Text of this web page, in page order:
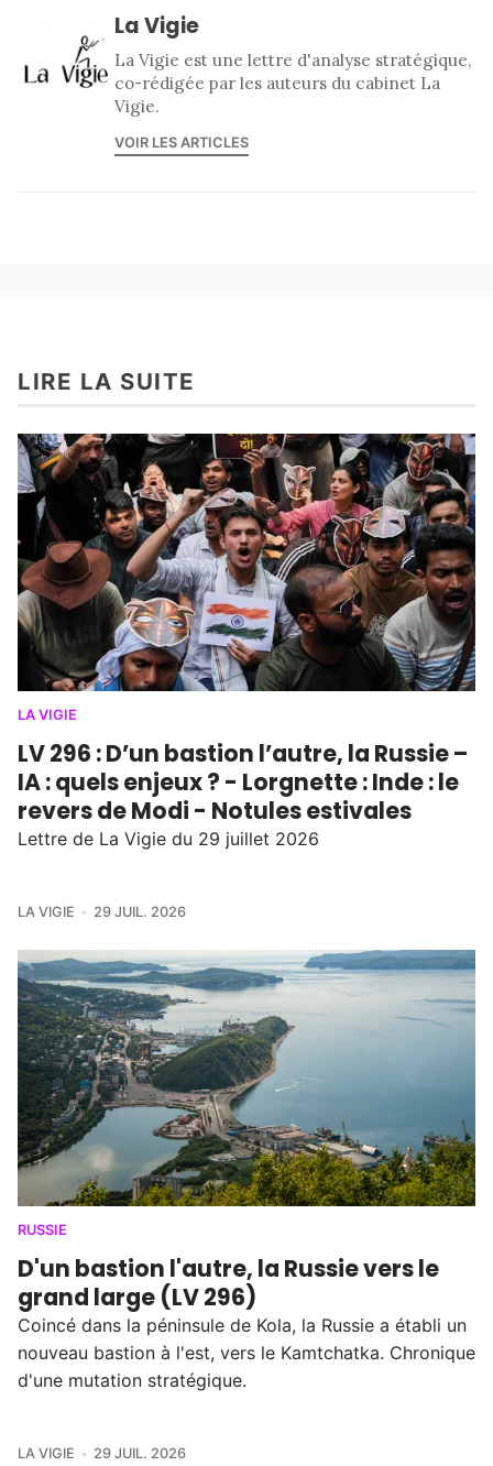
La Vigie
La Vigie est une lettre d'analyse stratégique,
co-rédigée par les auteurs du cabinet La
Vigie.
VOIR LES ARTICLES
LIRE LA SUITE
LA VIGIE
LV 296 : D’un bastion l’autre, la Russie –
IA : quels enjeux ? - Lorgnette : Inde : le
revers de Modi - Notules estivales
Lettre de La Vigie du 29 juillet 2026
LA VIGIE 29 JUIL. 2026
RUSSIE
D'un bastion l'autre, la Russie vers le
grand large (LV 296)
Coincé dans la péninsule de Kola, la Russie a établi un
nouveau bastion à l'est, vers le Kamtchatka. Chronique
d'une mutation stratégique.
LA VIGIE 29 JUIL. 2026